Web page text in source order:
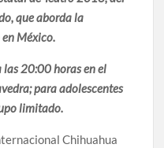
de julio
que aborda la
México.
las 20:00 horas en el
para adolescentes
limitado.
Chihuahua